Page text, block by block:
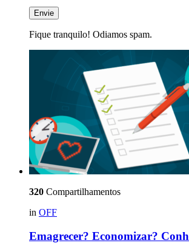
Fique tranquilo! Odiamos spam.
320 Compartilhamentos
in OFF
Emagrecer? Economizar?